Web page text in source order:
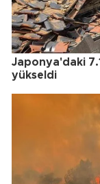
Japonya'daki
yükseldi